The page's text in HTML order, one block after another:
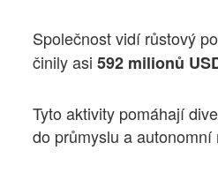
Společnost vidí růstový
činily asi 592 milionů
Tyto aktivity pomáhají
do průmyslu a autonomní